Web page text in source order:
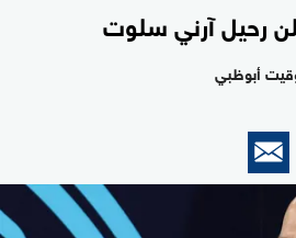
رحيل آرني سلوت